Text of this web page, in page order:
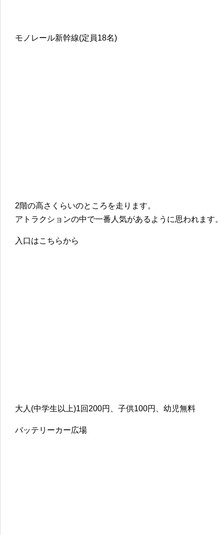
モノレール新幹線(定員18名)
2階の高さくらいのところを走ります。
アトラクションの中で一番人気があるように思われます。
入口はこちらから
大人(中学生以上)1回200円、子供100円、幼児無料
バッテリーカー広場